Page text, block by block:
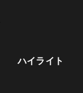
ハイライト